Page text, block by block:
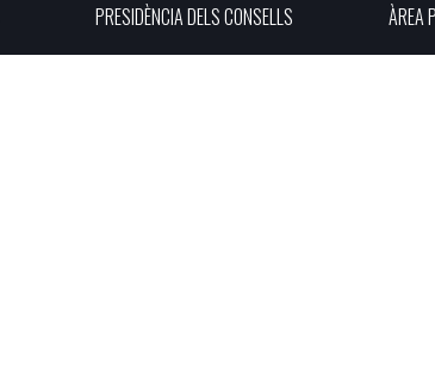
PRESIDÈNCIA DELS CONSELLS ÀREA